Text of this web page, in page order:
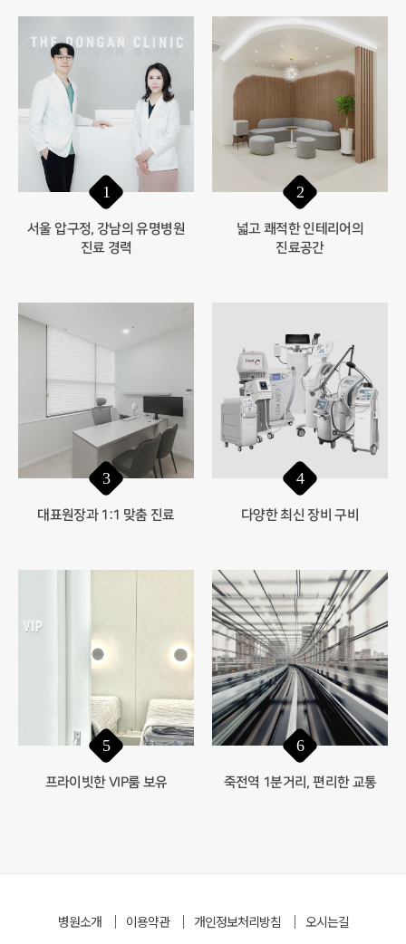
1
서울 압구정, 강남의 유명병원
진료 경력
2
넓고 쾌적한 인테리어의
진료공간
3
대표원장과 1:1 맞춤 진료
4
다양한 최신 장비 구비
5
프라이빗한 VIP룸 보유
6
죽전역 1분거리, 편리한 교통
병원소개 이용약관 개인정보처리방침 오시는길